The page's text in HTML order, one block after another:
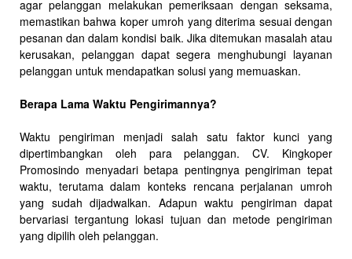
agar pelanggan melakukan pemeriksaan dengan seksama,
memastikan bahwa koper umroh yang diterima sesuai dengan
pesanan dan dalam kondisi baik. Jika ditemukan masalah atau
kerusakan, pelanggan dapat segera menghubungi layanan
pelanggan untuk mendapatkan solusi yang memuaskan.
Berapa Lama Waktu Pengirimannya?
Waktu pengiriman menjadi salah satu faktor kunci yang
dipertimbangkan oleh para pelanggan. CV. Kingkoper
Promosindo menyadari betapa pentingnya pengiriman tepat
waktu, terutama dalam konteks rencana perjalanan umroh
yang sudah dijadwalkan. Adapun waktu pengiriman dapat
bervariasi tergantung lokasi tujuan dan metode pengiriman
yang dipilih oleh pelanggan.